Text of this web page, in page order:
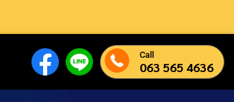
Call
063 565 4636